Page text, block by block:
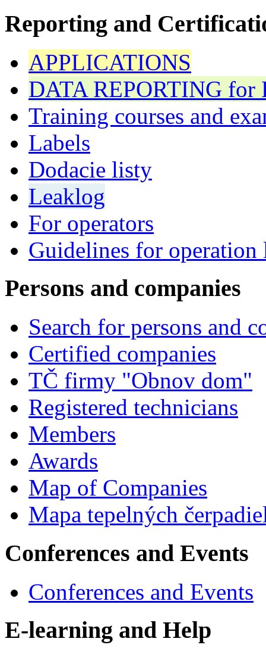
Reporting and
APPLICATIONS
DATA REPORTING for
Training courses and
Labels
Dodacie listy
Leaklog
For operators
Guidelines for operation
Persons and companies
Search for persons and
Certified companies
TČ firmy "Obnov dom"
Registered technicians
Members
Awards
Map of Companies
Mapa tepelných
Conferences and Events
Conferences and Events
E-learning and Help